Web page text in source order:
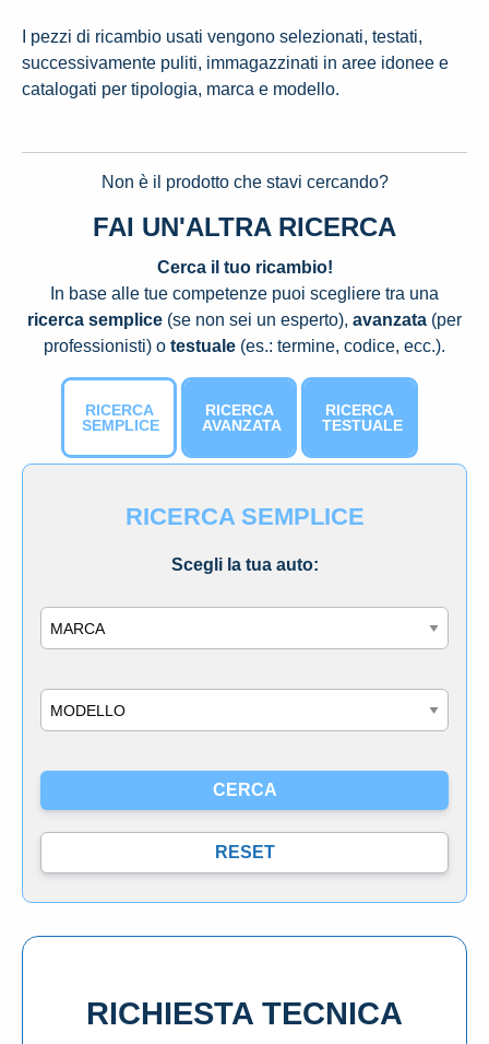
I pezzi di ricambio usati vengono selezionati, testati,
successivamente puliti, immagazzinati in aree idonee e
catalogati per tipologia, marca e modello.
Non è il prodotto che stavi cercando?
FAI UN'ALTRA RICERCA
Cerca il tuo ricambio!
In base alle tue competenze puoi scegliere tra una
ricerca semplice (se non sei un esperto), avanzata (per
professionisti) o testuale (es.: termine, codice, ecc.).
RICERCA
SEMPLICE
RICERCA
AVANZATA
RICERCA
TESTUALE
RICERCA SEMPLICE
Scegli la tua auto:
RICHIESTA TECNICA